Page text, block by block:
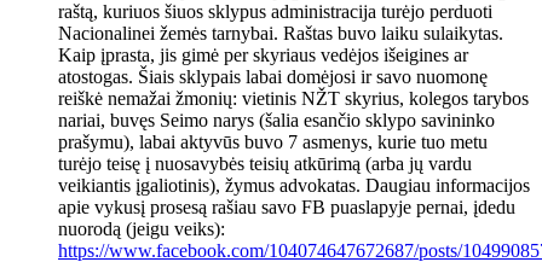
raštą, kuriuos šiuos sklypus administracija turėjo perduoti
Nacionalinei žemės tarnybai. Raštas buvo laiku sulaikytas.
Kaip įprasta, jis gimė per skyriaus vedėjos išeigines ar
atostogas. Šiais sklypais labai domėjosi ir savo nuomonę
reiškė nemažai žmonių: vietinis NŽT skyrius, kolegos tarybos
nariai, buvęs Seimo narys (šalia esančio sklypo savininko
prašymu), labai aktyvūs buvo 7 asmenys, kurie tuo metu
turėjo teisę į nuosavybės teisių atkūrimą (arba jų vardu
veikiantis įgaliotinis), žymus advokatas. Daugiau informacijos
apie vykusį prosesą rašiau savo FB puaslapyje pernai, įdedu
nuorodą (jeigu veiks):
https://www.facebook.com/104074647672687/posts/